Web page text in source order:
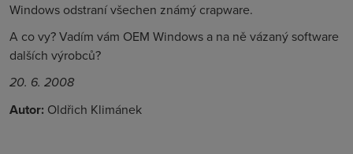
Windows odstraní všechen známý crapware.
A co vy? Vadím vám OEM Windows a na ně vázaný software
dalších výrobců?
20. 6. 2008
Autor: Oldřich Klimánek